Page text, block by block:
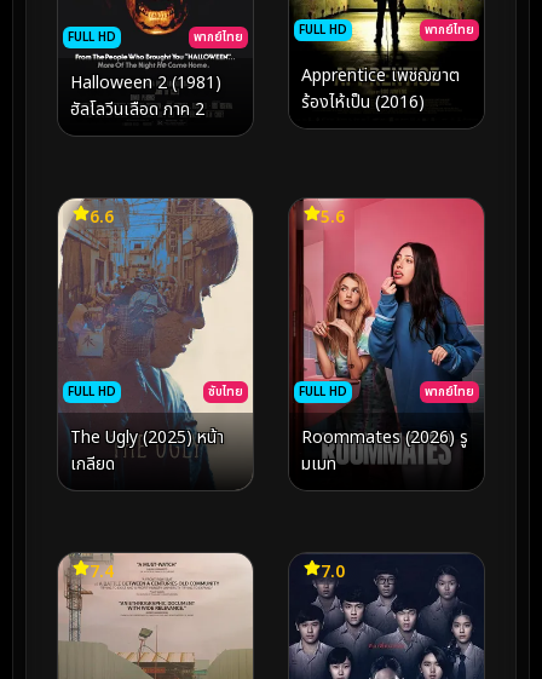
FULL HD พากย์ไทย
Halloween 2 (1981)
ฮัลโลวีนเลือด ภาค 2
FULL HD พากย์ไทย
Apprentice เพชฌฆาต
ร้องไห้เป็น (2016)
FULL HD ซับไทย
6.6
The Ugly (2025) หน้า
เกลียด
FULL HD พากย์ไทย
5.6
Roommates (2026) รู
มเมท
7.4 7.0